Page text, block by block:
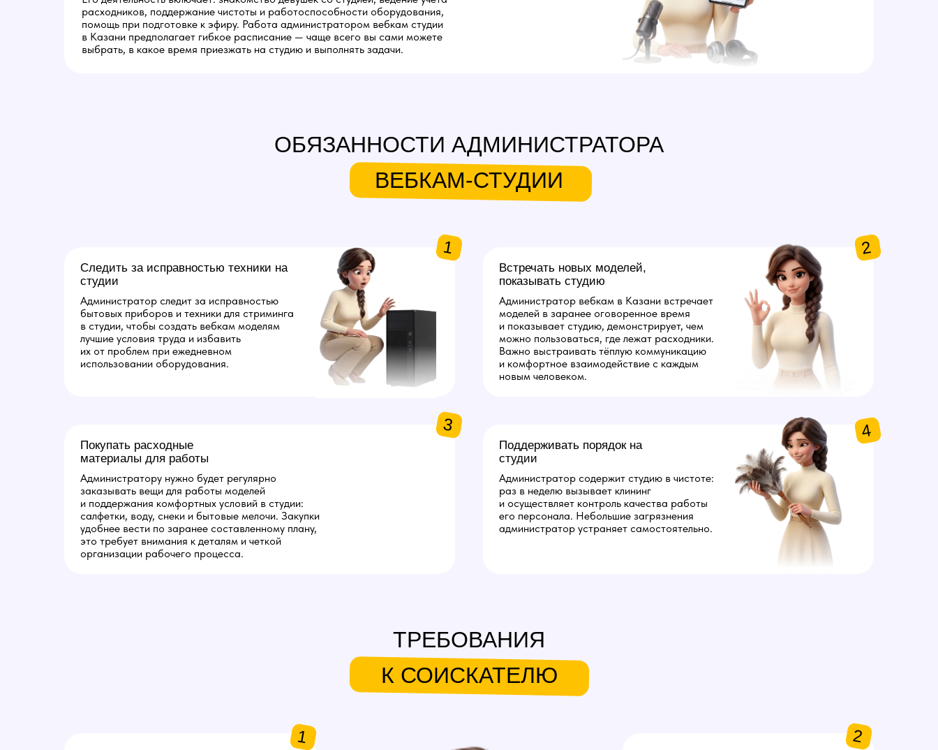
расходников, поддержание чистоты и работоспособности оборудования,
помощь при подготовке к эфиру. Работа администратором вебкам студии
в Казани предполагает гибкое расписание — чаще всего вы сами можете
выбрать, в какое время приезжать на студию и выполнять задачи.
ОБЯЗАННОСТИ АДМИНИСТРАТОРА
ВЕБКАМ-СТУДИИ
Следить за исправностью техники на
студии
Администратор следит за исправностью
бытовых приборов и техники для стриминга
в студии, чтобы создать вебкам моделям
лучшие условия труда и избавить
их от проблем при ежедневном
использовании оборудования.
1
Встречать новых моделей,
показывать студию
Администратор вебкам в Казани встречает
моделей в заранее оговоренное время
и показывает студию, демонстрирует, чем
можно пользоваться, где лежат расходники.
Важно выстраивать тёплую коммуникацию
и комфортное взаимодействие с каждым
новым человеком.
2
Покупать расходные
материалы для работы
Администратору нужно будет регулярно
заказывать вещи для работы моделей
и поддержания комфортных условий в студии:
салфетки, воду, снеки и бытовые мелочи. Закупки
удобнее вести по заранее составленному плану,
это требует внимания к деталям и четкой
организации рабочего процесса.
3
Поддерживать порядок на
студии
Администратор содержит студию в чистоте:
раз в неделю вызывает клининг
и осуществляет контроль качества работы
его персонала. Небольшие загрязнения
администратор устраняет самостоятельно.
4
ТРЕБОВАНИЯ
К СОИСКАТЕЛЮ
1 2